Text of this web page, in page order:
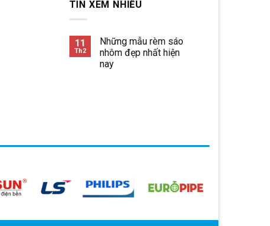
TIN XEM NHIỀU
11
Th2
Những mẫu rèm sáo
nhôm đẹp nhất hiện
nay